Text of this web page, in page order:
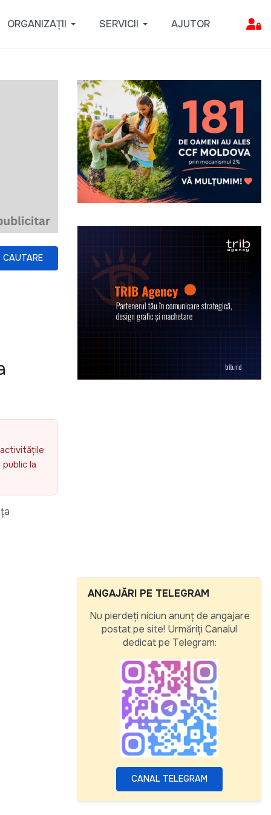
ORGANIZAȚII SERVICII AJUTOR
CAUTARE
la
ANGAJĂRI PE TELEGRAM
Nu pierdeți niciun anunț de angajare
postat pe site! Urmăriți Canalul
dedicat pe Telegram:
CANAL TELEGRAM